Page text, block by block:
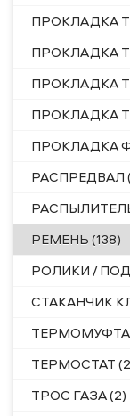
ПРОКЛАДКА
ПРОКЛАДКА
ПРОКЛАДКА
ПРОКЛАДКА
ПРОКЛАДКА
РАСПРЕДВАЛ
РЕМЕНЬ (138)
РОЛИКИ /
СТАКАНЧИК
ТЕРМОМУФТА
ТЕРМОСТАТ
ТРОС ГАЗА (2)